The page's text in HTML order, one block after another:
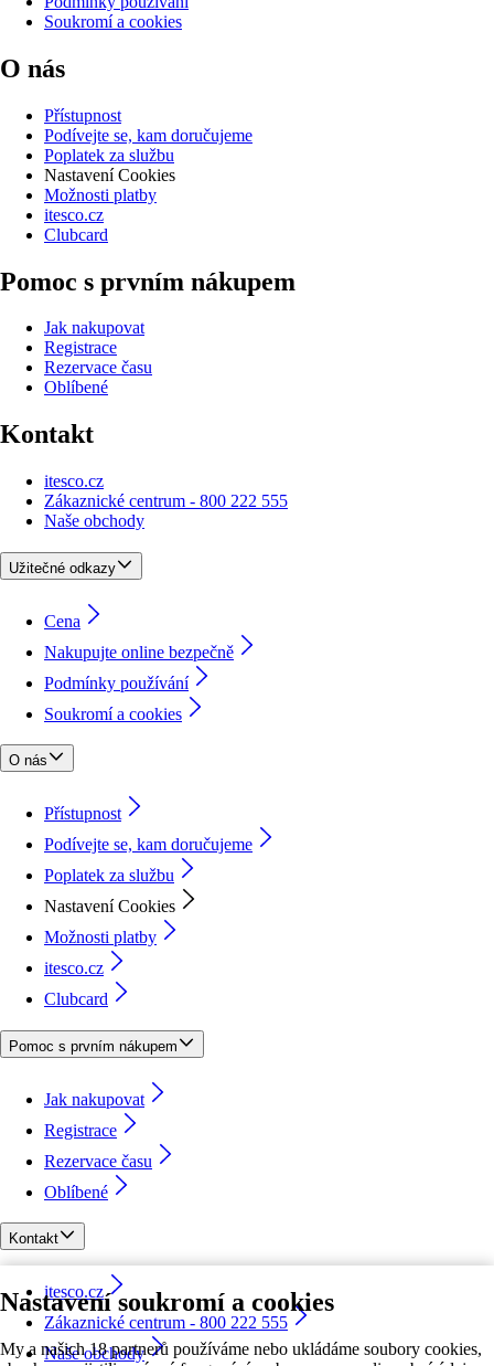
Nastavení soukromí a cookies
My a našich 18 partnerů používáme nebo ukládáme soubory cookies,
Soukromí a cookies
O nás
Přístupnost
Podívejte se, kam doručujeme
Poplatek za službu
Nastavení Cookies
Možnosti platby
itesco.cz
Clubcard
Pomoc s prvním nákupem
Jak nakupovat
Registrace
Rezervace času
Oblíbené
Kontakt
itesco.cz
Zákaznické centrum - 800 222 555
Naše obchody
Užitečné odkazy
Cena
Nakupujte online bezpečně
Podmínky používání
Soukromí a cookies
O nás
Přístupnost
Podívejte se, kam doručujeme
Poplatek za službu
Nastavení Cookies
Možnosti platby
itesco.cz
Clubcard
Pomoc s prvním nákupem
Jak nakupovat
Registrace
Rezervace času
Oblíbené
Kontakt
itesco.cz
Zákaznické centrum - 800 222 555
Naše obchody